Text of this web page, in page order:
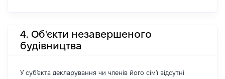
4. Об'єкти незавершеного
будівництва
У суб'єкта декларування чи членів його сім'ї відсутні